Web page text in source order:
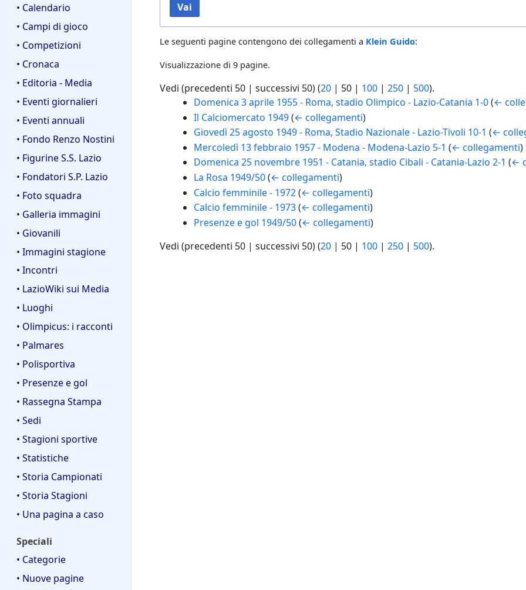
• Calendario
• Campi di gioco
• Competizioni
• Cronaca
• Editoria - Media
• Eventi giornalieri
• Eventi annuali
• Fondo Renzo Nostini
• Figurine S.S. Lazio
• Fondatori S.P. Lazio
• Foto squadra
• Galleria immagini
• Giovanili
• Immagini stagione
• Incontri
• LazioWiki sui Media
• Luoghi
• Olimpicus: i racconti
• Palmares
• Polisportiva
• Presenze e gol
• Rassegna Stampa
• Sedi
• Stagioni sportive
• Statistiche
• Storia Campionati
• Storia Stagioni
• Una pagina a caso
Speciali
• Categorie
• Nuove pagine
Vai
Le seguenti pagine contengono dei collegamenti a Klein Guido:
Visualizzazione di 9 pagine.
Vedi (precedenti 50 | successivi 50) (20 | 50 | 100 | 250 | 500).
Domenica 3 aprile 1955 - Roma, stadio Olimpico - Lazio-Catania 1-0 (←
Il Calciomercato 1949 (← collegamenti)
Giovedì 25 agosto 1949 - Roma, Stadio Nazionale - Lazio-Tivoli 10-1 (←
Mercoledì 13 febbraio 1957 - Modena - Modena-Lazio 5-1 (← collegamenti)
Domenica 25 novembre 1951 - Catania, stadio Cibali - Catania-Lazio 2-1 (←
La Rosa 1949/50 (← collegamenti)
Calcio femminile - 1972 (← collegamenti)
Calcio femminile - 1973 (← collegamenti)
Presenze e gol 1949/50 (← collegamenti)
Vedi (precedenti 50 | successivi 50) (20 | 50 | 100 | 250 | 500).